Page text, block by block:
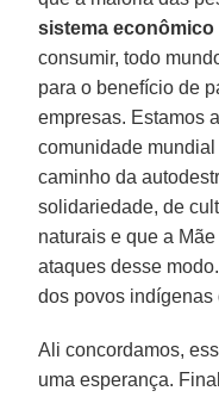
sistema econômico
consumir, todo
para o benefício de
empresas. Estamos
comunidade
caminho da
solidariedade, de
naturais e que a
ataques desse
dos povos indígenas
Ali concordamos,
uma esperança.